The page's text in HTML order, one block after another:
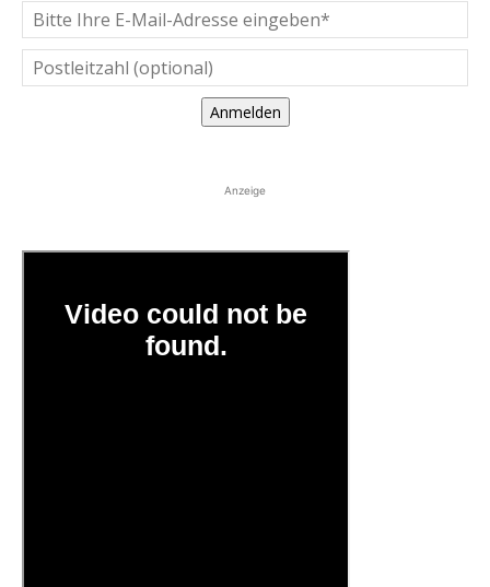
Anmelden
Anzeige